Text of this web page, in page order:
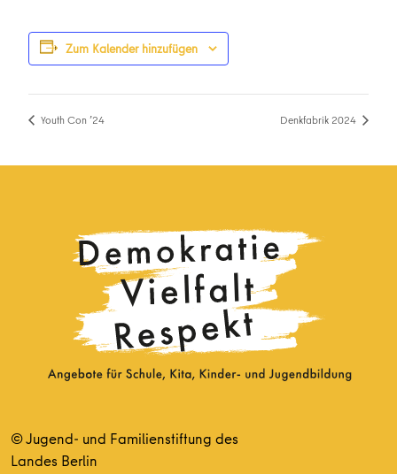
Zum Kalender hinzufügen
Youth Con ’24 Denkfabrik 2024
© Jugend- und Familienstiftung des
Landes Berlin